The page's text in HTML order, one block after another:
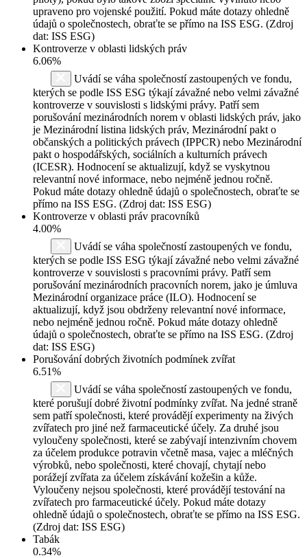
upraveno pro vojenské použití. Pokud máte dotazy ohledně
údajů o společnostech, obraťte se přímo na ISS ESG. (Zdroj
dat: ISS ESG)
Kontroverze v oblasti lidských práv
6.06%
Uvádí se váha společností zastoupených ve fondu,
kterých se podle ISS ESG týkají závažné nebo velmi závažné
kontroverze v souvislosti s lidskými právy. Patří sem
porušování mezinárodních norem v oblasti lidských práv, jako
je Mezinárodní listina lidských práv, Mezinárodní pakt o
občanských a politických právech (IPPCR) nebo Mezinárodní
pakt o hospodářských, sociálních a kulturních právech
(ICESR). Hodnocení se aktualizují, když se vyskytnou
relevantní nové informace, nebo nejméně jednou ročně.
Pokud máte dotazy ohledně údajů o společnostech, obraťte se
přímo na ISS ESG. (Zdroj dat: ISS ESG)
Kontroverze v oblasti práv pracovníků
4.00%
Uvádí se váha společností zastoupených ve fondu,
kterých se podle ISS ESG týkají závažné nebo velmi závažné
kontroverze v souvislosti s pracovními právy. Patří sem
porušování mezinárodních pracovních norem, jako je úmluva
Mezinárodní organizace práce (ILO). Hodnocení se
aktualizují, když jsou obdrženy relevantní nové informace,
nebo nejméně jednou ročně. Pokud máte dotazy ohledně
údajů o společnostech, obraťte se přímo na ISS ESG. (Zdroj
dat: ISS ESG)
Porušování dobrých životních podmínek zvířat
6.51%
Uvádí se váha společností zastoupených ve fondu,
které porušují dobré životní podmínky zvířat. Na jedné straně
sem patří společnosti, které provádějí experimenty na živých
zvířatech pro jiné než farmaceutické účely. Za druhé jsou
vyloučeny společnosti, které se zabývají intenzivním chovem
za účelem produkce potravin včetně masa, vajec a mléčných
výrobků, nebo společnosti, které chovají, chytají nebo
porážejí zvířata za účelem získávání kožešin a kůže.
Vyloučeny nejsou společnosti, které provádějí testování na
zvířatech pro farmaceutické účely. Pokud máte dotazy
ohledně údajů o společnostech, obraťte se přímo na ISS ESG.
(Zdroj dat: ISS ESG)
Tabák
0.34%